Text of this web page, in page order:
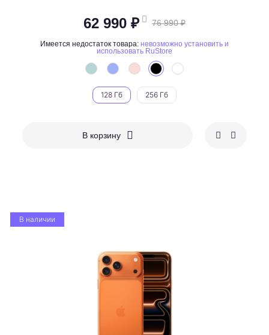
62 990 ₽ 76 990 ₽
Имеется недостаток товара: невозможно установить и
использовать RuStore
128 Гб 256 Гб
В корзину
В наличии